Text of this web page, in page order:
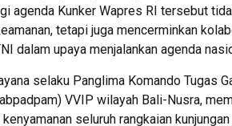
agenda Kunker Wapres RI tersebut
tetapi juga mencerminkan
dalam upaya menjalankan agenda
selaku Panglima Komando Tugas
VVIP wilayah Bali-Nusra,
seluruh rangkaian